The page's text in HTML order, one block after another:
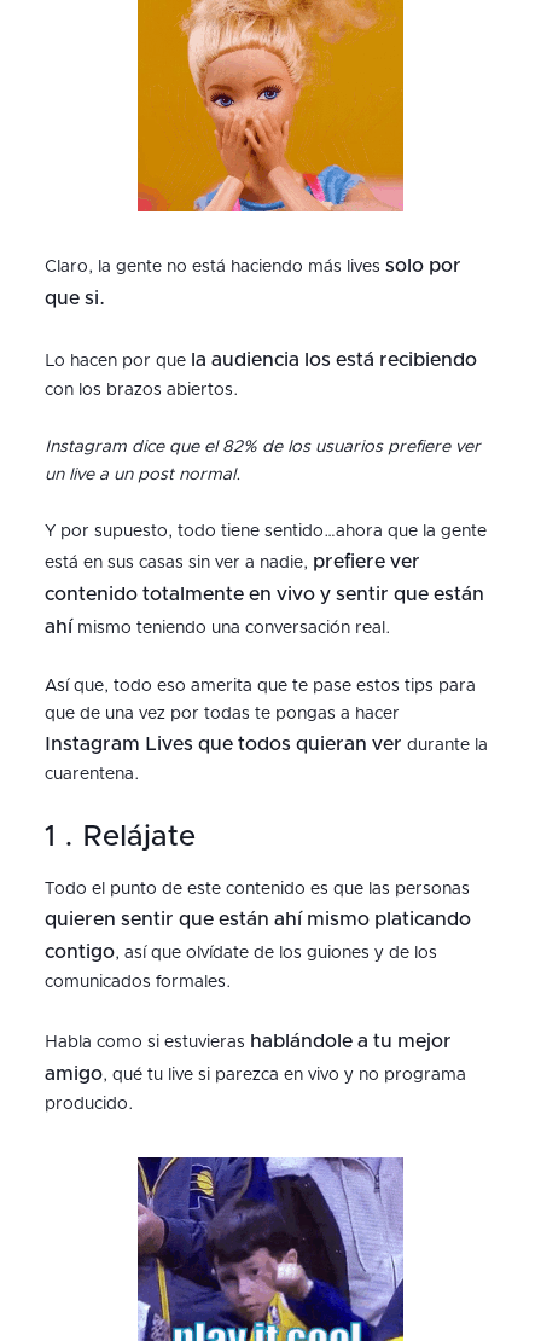
Claro, la gente no está haciendo más lives solo por
que si.
Lo hacen por que la audiencia los está recibiendo
con los brazos abiertos.
Instagram dice que el 82% de los usuarios prefiere ver
un live a un post normal.
Y por supuesto, todo tiene sentido…ahora que la gente
está en sus casas sin ver a nadie, prefiere ver
contenido totalmente en vivo y sentir que están
ahí mismo teniendo una conversación real.
Así que, todo eso amerita que te pase estos tips para
que de una vez por todas te pongas a hacer
Instagram Lives que todos quieran ver durante la
cuarentena.
1 . Relájate
Todo el punto de este contenido es que las personas
quieren sentir que están ahí mismo platicando
contigo, así que olvídate de los guiones y de los
comunicados formales.
Habla como si estuvieras hablándole a tu mejor
amigo, qué tu live si parezca en vivo y no programa
producido.